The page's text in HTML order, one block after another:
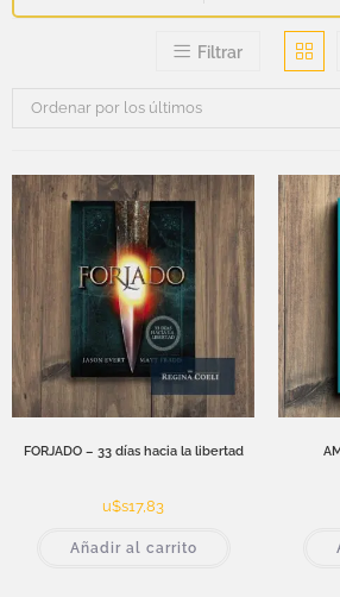
Filtrar
Ordenar por los últimos
FORJADO – 33 días hacia la libertad
u$s17,83
Añadir al carrito